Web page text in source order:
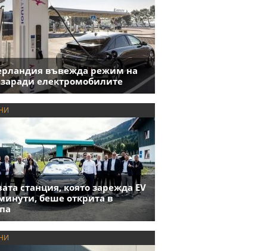
въвежда режим на
заради електромобилите
станция, която зарежда EV
беше открита в